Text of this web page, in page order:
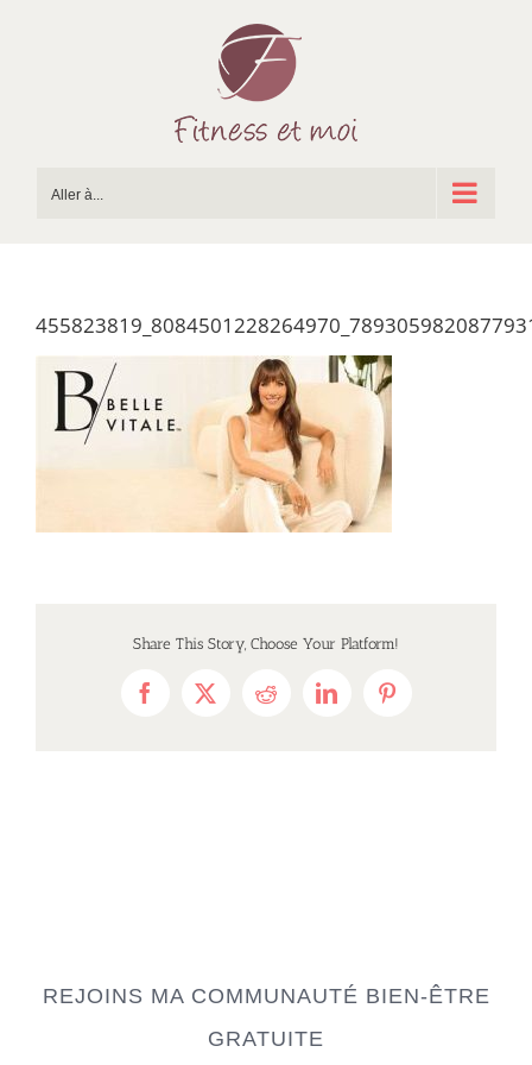
Aller à...
Share This Story, Choose Your Platform!
Facebook
X RedditLinkedInPinterest
REJOINS MA COMMUNAUTÉ BIEN-ÊTRE
GRATUITE